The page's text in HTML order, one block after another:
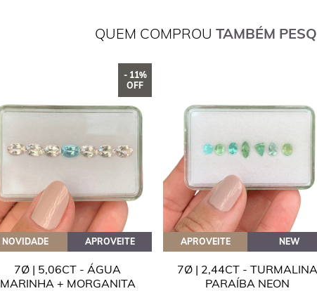
QUEM COMPROU TAMBÉM
- 11%
OFF
NOVIDADE APROVEITE
7Ø | 5,06CT - ÁGUA
MARINHA + MORGANITA
APROVEITE NEW
7Ø | 2,44CT - TURMALINA
PARAÍBA NEON